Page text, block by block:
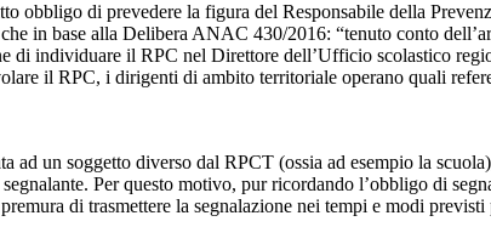
obbligo di prevedere la figura del Responsabile della
in base alla Delibera ANAC 430/2016: “tenuto conto
di individuare il RPC nel Direttore dell’Ufficio scolastico
il RPC, i dirigenti di ambito territoriale operano quali
un soggetto diverso dal RPCT (ossia ad esempio la
Per questo motivo, pur ricordando l’obbligo di
di trasmettere la segnalazione nei tempi e modi